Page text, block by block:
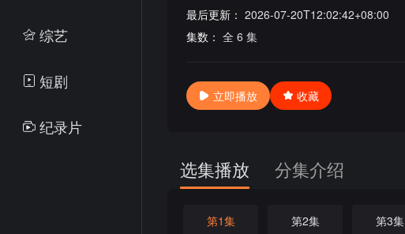
综艺
短剧
纪录片
最后更新： 2026-07-20T12:02:42+08:00
集数： 全 6 集
立即播放 收藏
选集播放 分集介绍
第1集 第2集 第3集